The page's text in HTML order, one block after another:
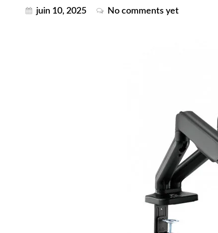
juin 10, 2025 No comments yet